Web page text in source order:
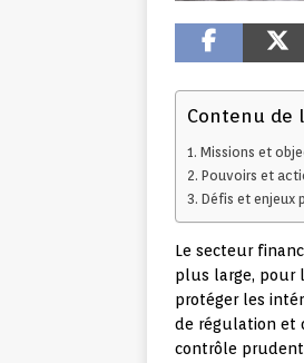
Contenu de
Missions et
Pouvoirs et
Défis et enjeux
Le secteur
plus large, pour
protéger les
de régulation et
contrôle